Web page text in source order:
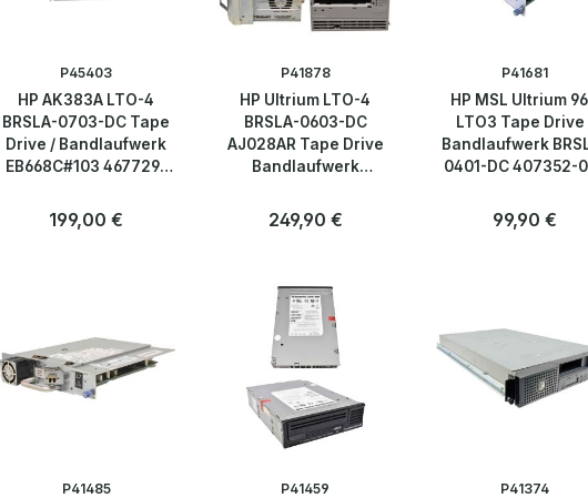
P45403
HP AK383A LTO-4
BRSLA-0703-DC Tape
Drive / Bandlaufwerk
EB668C#103 467729-
Regulärer Preis:
199,00 €
P41878
HP Ultrium LTO-4
BRSLA-0603-DC
AJ028AR Tape Drive
Bandlaufwerk
Regulärer Preis:
249,90 €
P41681
HP MSL Ultrium
LTO3 Tape Drive
Bandlaufwerk
0401-DC 407352-
Regulärer Preis:
99,90 €
P41485 P41459 P41374